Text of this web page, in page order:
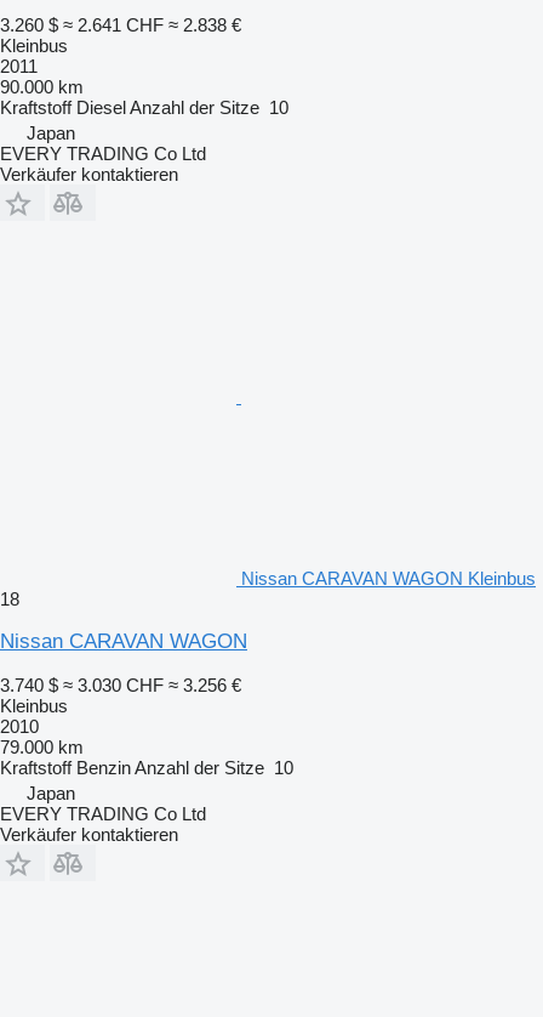
3.260 $ ≈ 2.641 CHF ≈ 2.838 €
Kleinbus
2011
90.000 km
Kraftstoff DieselAnzahl der Sitze 10
Japan
EVERY TRADING Co Ltd
Verkäufer kontaktieren
Nissan CARAVAN WAGON Kleinbus
18
Nissan CARAVAN WAGON
3.740 $ ≈ 3.030 CHF ≈ 3.256 €
Kleinbus
2010
79.000 km
Kraftstoff BenzinAnzahl der Sitze 10
Japan
EVERY TRADING Co Ltd
Verkäufer kontaktieren